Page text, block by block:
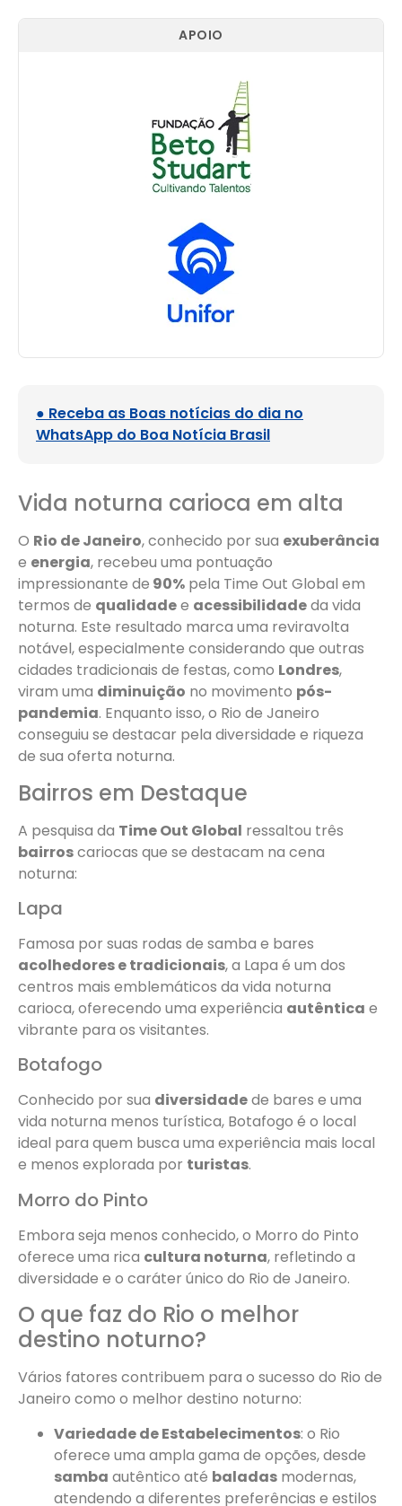
APOIO
● Receba as Boas notícias do dia no
WhatsApp do Boa Notícia Brasil
Vida noturna carioca em alta
O Rio de Janeiro, conhecido por sua exuberância
e energia, recebeu uma pontuação
impressionante de 90% pela Time Out Global em
termos de qualidadee acessibilidadeda vida
noturna. Este resultado marca uma reviravolta
notável, especialmente considerando que outras
cidades tradicionais de festas, como Londres,
viram uma diminuição no movimento pós-
pandemia. Enquanto isso, o Rio de Janeiro
conseguiu se destacar pela diversidade e riqueza
de sua oferta noturna.
Bairros em Destaque
A pesquisa da Time Out Global ressaltou três
bairroscariocas que se destacam na cena
noturna:
Lapa
Famosa por suas rodas de samba e bares
acolhedores e tradicionais, a Lapa é um dos
centros mais emblemáticos da vida noturna
carioca, oferecendo uma experiência autêntica e
vibrante para os visitantes.
Botafogo
Conhecido por sua diversidadede bares e uma
vida noturna menos turística, Botafogo é o local
ideal para quem busca uma experiência mais local
e menos explorada por turistas.
Morro do Pinto
Embora seja menos conhecido, o Morro do Pinto
oferece uma rica cultura noturna, refletindo a
diversidade e o caráter único do Rio de Janeiro.
O que faz do Rio o melhor
destino noturno?
Vários fatores contribuem para o sucesso do Rio de
Janeiro como o melhor destino noturno:
Variedade de Estabelecimentos: o Rio
oferece uma ampla gama de opções, desde
samba autêntico até baladas modernas,
atendendo a diferentes preferências e estilos